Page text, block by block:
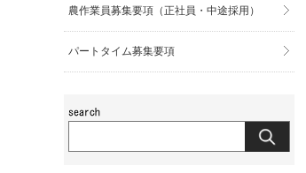
農作業員募集要項（正社員・中途採用）
パートタイム募集要項